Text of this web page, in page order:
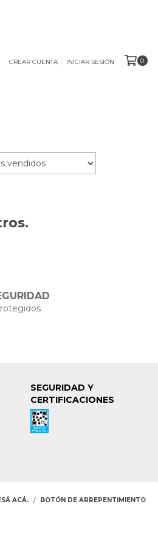
CREAR CUENTA INICIAR SESIÓN 0
SEGURIDAD Y
CERTIFICACIONES
ACÁ. / BOTÓN DE ARREPENTIMIENTO